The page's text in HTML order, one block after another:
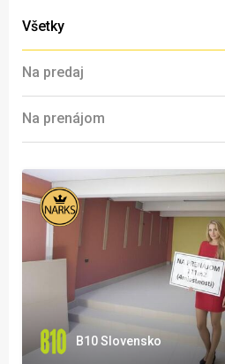
Všetky
Na predaj
Na prenájom
B10 Slovensko